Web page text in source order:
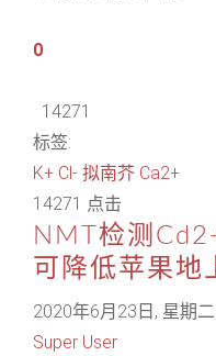
0
14271
标签:
K+ Cl- 拟南芥 Ca2+
14271 点击
NMT检测
可降低苹果地
2020年6月23日, 星期二
Super User